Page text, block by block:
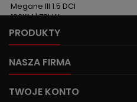
Megane III 1.5 DCI
106KM | 78kW
Modus I 1.5 DCI
106KM | 78kW
Scenic II 1.5 DCI
106KM | 78kW
PRODUKTY
NASZA FIRMA
TWOJE KONTO